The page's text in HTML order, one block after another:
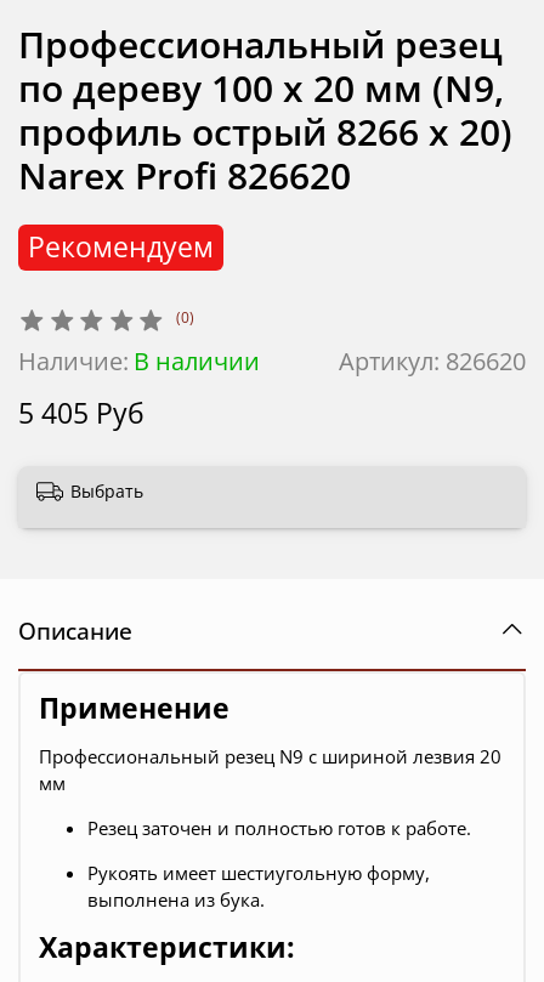
(0)
Артикул: 826620
Наличие: В наличии
Рекомендуем
Профессиональный резец
по дереву 100 х 20 мм (N9,
профиль острый 8266 х 20)
Narex Profi 826620
5 405 Руб
Выбрать
Описание
Применение
Профессиональный резец N9 с шириной лезвия 20
мм
Резец заточен и полностью готов к работе.
Рукоять имеет шестиугольную форму,
выполнена из бука.
Характеристики: